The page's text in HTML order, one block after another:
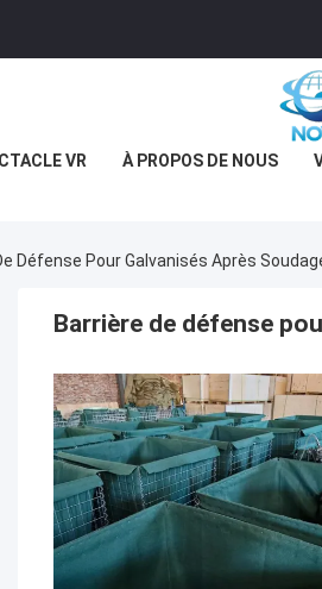
VR À PROPOS DE NOUS
Défense Pour Galvanisés Après
Barrière de défense